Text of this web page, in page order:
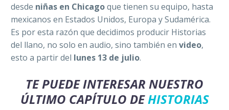
desde niñas en Chicagoque tienen su equipo, hasta
mexicanos en Estados Unidos, Europa y Sudamérica.
Es por esta razón que decidimos producir Historias
del llano, no solo en audio, sino también en video,
esto a partir del lunes 13 de julio.
TE PUEDE INTERESAR NUESTRO
ÚLTIMO CAPÍTULO DEHISTORIAS